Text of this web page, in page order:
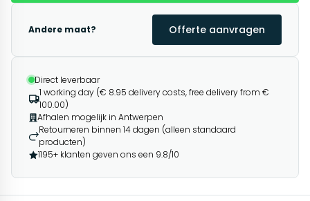
Andere maat? Offerte aanvragen
Direct leverbaar
1 working day (€ 8.95 delivery costs, free delivery from €
100.00)
Afhalen mogelijk in Antwerpen
Retourneren binnen 14 dagen (alleen standaard
producten)
1195+ klanten geven ons een 9.8/10